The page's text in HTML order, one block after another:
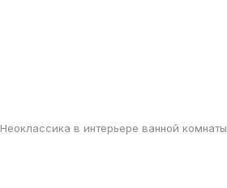
Неоклассика в интерьере ванной комнаты